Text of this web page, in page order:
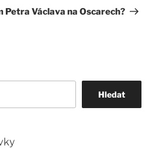
Petra Václava na Oscarech?
Hledat